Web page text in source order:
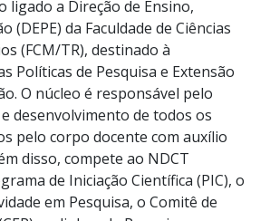
ligado a Direção de Ensino,
(DEPE) da Faculdade de Ciências
(FCM/TR), destinado à
Políticas de Pesquisa e Extensão
O núcleo é responsável pelo
desenvolvimento de todos os
pelo corpo docente com auxílio
disso, compete ao NDCT
de Iniciação Científica (PIC), o
em Pesquisa, o Comitê de